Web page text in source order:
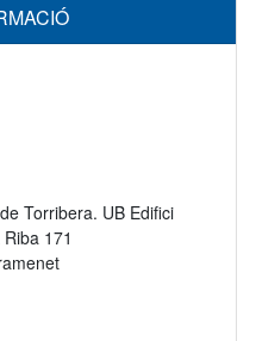
Torribera. UB Edifici
171